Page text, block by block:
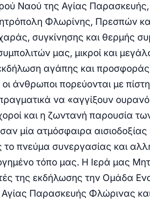
Ναού της Αγίας
Φλωρίνης, Πρεσπών
συγκίνησης και θερμής
μας, μικροί και
αγάπης και
άνθρωποι πορεύονται με
να «αγγίξουν
και η ζωντανή παρουσία
μία ατμόσφαιρα αισιοδοξίας
το πνεύμα συνεργασίας και
τόπο μας. Η Ιερά μας
της εκδήλωσης την Ομάδα
Παρασκευής Φλώρινας